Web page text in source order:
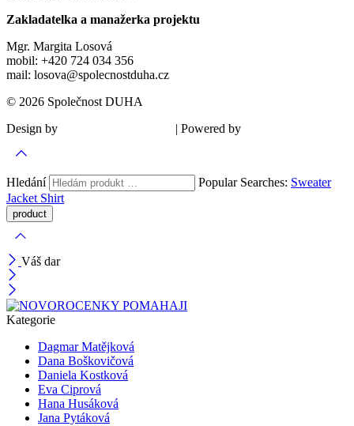
Zakladatelka a manažerka projektu
Mgr. Margita Losová
mobil: +420 724 034 356
mail: losova@spolecnostduha.cz
© 2026 Společnost DUHA
Design by
| Powered by
Hledání Popular Searches: Sweater
Jacket Shirt
Váš dar
Kategorie
Dagmar Matějková
Dana Boškovičová
Daniela Kostková
Eva Ciprová
Hana Husáková
Jana Pytáková